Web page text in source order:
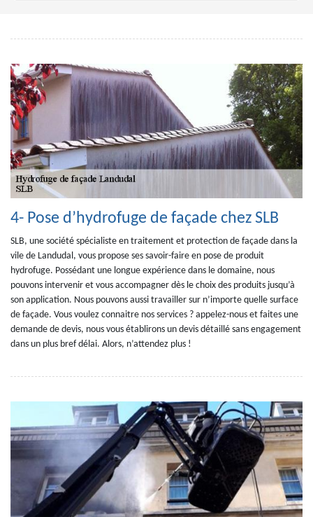
4- Pose d’hydrofuge de façade chez SLB
SLB, une société spécialiste en traitement et protection de façade dans la
vile de Landudal, vous propose ses savoir-faire en pose de produit
hydrofuge. Possédant une longue expérience dans le domaine, nous
pouvons intervenir et vous accompagner dès le choix des produits jusqu’à
son application. Nous pouvons aussi travailler sur n’importe quelle surface
de façade. Vous voulez connaitre nos services ? appelez-nous et faites une
demande de devis, nous vous établirons un devis détaillé sans engagement
dans un plus bref délai. Alors, n’attendez plus !